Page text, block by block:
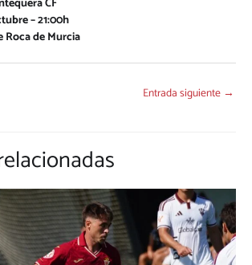
– 21:00h
Roca de Murcia
Entrada siguiente →